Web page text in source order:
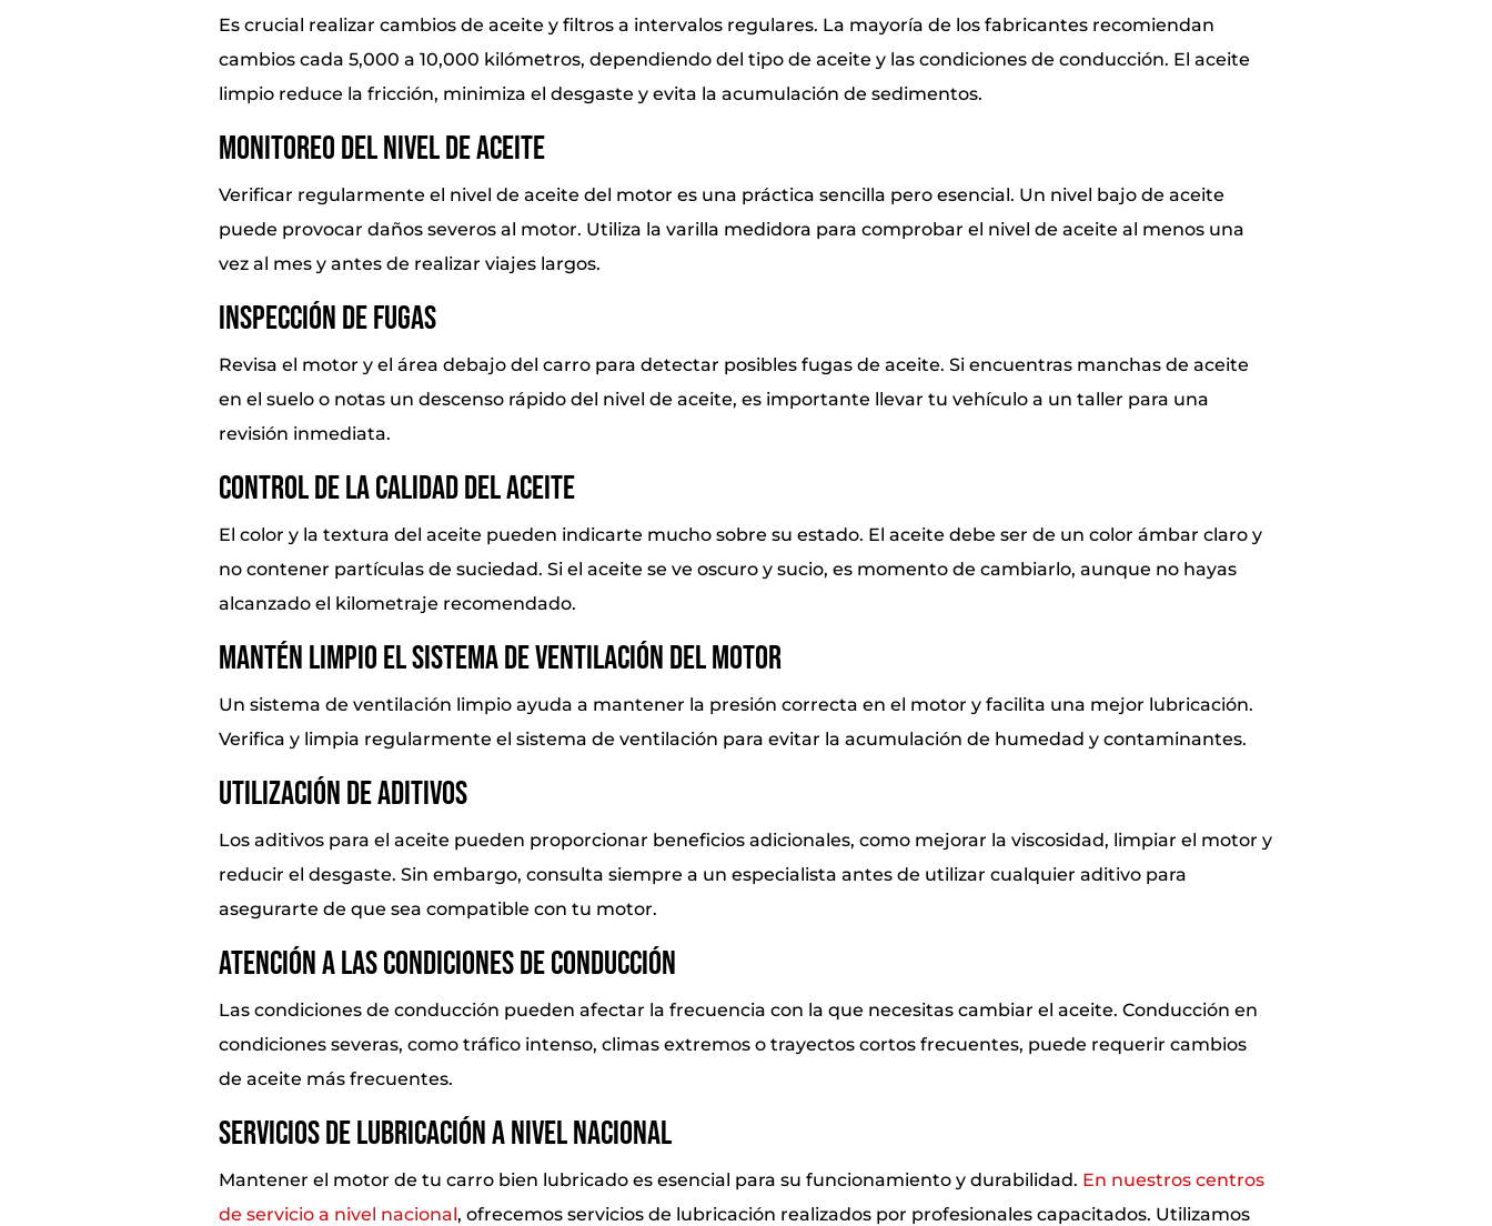
Es crucial realizar cambios de aceite y filtros a intervalos regulares. La mayoría de los fabricantes recomiendan
cambios cada 5,000 a 10,000 kilómetros, dependiendo del tipo de aceite y las condiciones de conducción. El aceite
limpio reduce la fricción, minimiza el desgaste y evita la acumulación de sedimentos.
Monitoreo del Nivel de Aceite
Verificar regularmente el nivel de aceite del motor es una práctica sencilla pero esencial. Un nivel bajo de aceite
puede provocar daños severos al motor. Utiliza la varilla medidora para comprobar el nivel de aceite al menos una
vez al mes y antes de realizar viajes largos.
Inspección de Fugas
Revisa el motor y el área debajo del carro para detectar posibles fugas de aceite. Si encuentras manchas de aceite
en el suelo o notas un descenso rápido del nivel de aceite, es importante llevar tu vehículo a un taller para una
revisión inmediata.
Control de la Calidad del Aceite
El color y la textura del aceite pueden indicarte mucho sobre su estado. El aceite debe ser de un color ámbar claro y
no contener partículas de suciedad. Si el aceite se ve oscuro y sucio, es momento de cambiarlo, aunque no hayas
alcanzado el kilometraje recomendado.
Mantén Limpio el Sistema de Ventilación del Motor
Un sistema de ventilación limpio ayuda a mantener la presión correcta en el motor y facilita una mejor lubricación.
Verifica y limpia regularmente el sistema de ventilación para evitar la acumulación de humedad y contaminantes.
Utilización de Aditivos
Los aditivos para el aceite pueden proporcionar beneficios adicionales, como mejorar la viscosidad, limpiar el motor y
reducir el desgaste. Sin embargo, consulta siempre a un especialista antes de utilizar cualquier aditivo para
asegurarte de que sea compatible con tu motor.
Atención a las Condiciones de Conducción
Las condiciones de conducción pueden afectar la frecuencia con la que necesitas cambiar el aceite. Conducción en
condiciones severas, como tráfico intenso, climas extremos o trayectos cortos frecuentes, puede requerir cambios
de aceite más frecuentes.
Servicios de Lubricación a Nivel Nacional
Mantener el motor de tu carro bien lubricado es esencial para su funcionamiento y durabilidad. En nuestros centros
de servicio a nivel nacional, ofrecemos servicios de lubricación realizados por profesionales capacitados. Utilizamos